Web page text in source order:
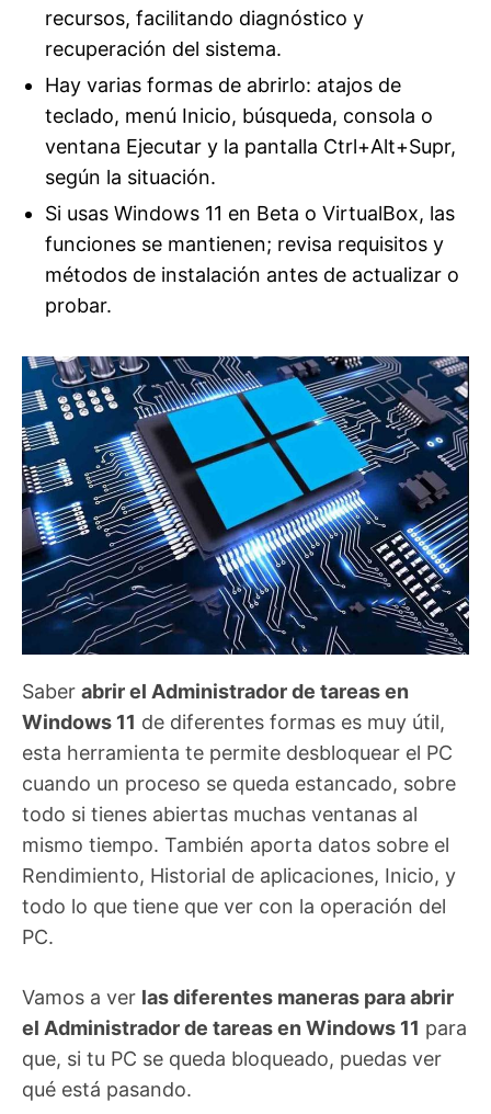
recursos, facilitando diagnóstico y
recuperación del sistema.
Hay varias formas de abrirlo: atajos de
teclado, menú Inicio, búsqueda, consola o
ventana Ejecutar y la pantalla Ctrl+Alt+Supr,
según la situación.
Si usas Windows 11 en Beta o VirtualBox, las
funciones se mantienen; revisa requisitos y
métodos de instalación antes de actualizar o
probar.
Saber abrir el Administrador de tareas en
Windows 11 de diferentes formas es muy útil,
esta herramienta te permite desbloquear el PC
cuando un proceso se queda estancado, sobre
todo si tienes abiertas muchas ventanas al
mismo tiempo. También aporta datos sobre el
Rendimiento, Historial de aplicaciones, Inicio, y
todo lo que tiene que ver con la operación del
PC.
Vamos a ver las diferentes maneras para abrir
el Administrador de tareas en Windows 11 para
que, si tu PC se queda bloqueado, puedas ver
qué está pasando.